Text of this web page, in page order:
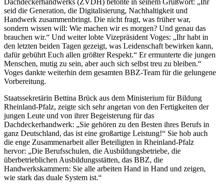
seid die Generation, die Digitalisierung, Nachhaltigkeit und
Handwerk zusammenbringt. Die nicht fragt, was früher war,
sondern wissen will: Wie machen wir es morgen? Und genau das
brauchen wir.“ Und weiter lobte Vizepräsident Voges: „Ihr habt in
den letzten beiden Tagen gezeigt, was Leidenschaft bewirken kann,
dafür gebührt Euch allen größter Respekt.“ Er ermunterte die jungen
Menschen, mutig zu sein, aber auch sich selbst treu zu bleiben.“
Voges dankte weiterhin dem gesamten BBZ-Team für die gelungene
Vorbereitung.
Staatssekretärin Bettina Brück aus dem Ministerium für Bildung
Rheinland-Pfalz, zeigte sich sehr angetan von den Fertigkeiten der
jungen Leute und von ihrer Begeisterung für das
Dachdeckerhandwerk: „Sie gehören zu den Besten ihres Berufs in
ganz Deutschland, das ist eine großartige Leistung!“ Sie hob auch
die enge Zusammenarbeit aller Beteiligten in Rheinland-Pfalz
hervor: „Die Berufsschulen, die Ausbildungsbetriebe, die
überbetrieblichen Ausbildungsstätten, das BBZ, die
Handwerkskammern: Sie alle arbeiten Hand in Hand und zeigen,
wie stark das duale System ist.“